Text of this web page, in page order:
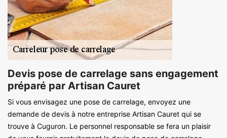
Devis pose de carrelage sans engagement
préparé par Artisan Cauret
Si vous envisagez une pose de carrelage, envoyez une
demande de devis à notre entreprise Artisan Cauret qui se
trouve à Cuguron. Le personnel responsable se fera un plaisir